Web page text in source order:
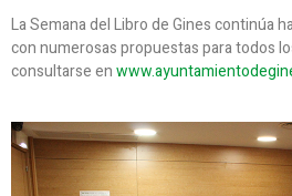
La Semana del Libro de Gines continúa
con numerosas propuestas para todos
consultarse en